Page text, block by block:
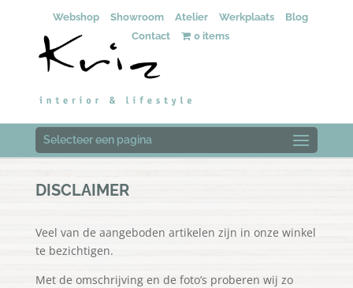
Webshop Showroom Atelier Werkplaats
Blog
Contact
0 items
Selecteer een pagina
DISCLAIMER
Veel van de aangeboden artikelen zijn in onze winkel
te bezichtigen.
Met de omschrijving en de foto’s proberen wij zo